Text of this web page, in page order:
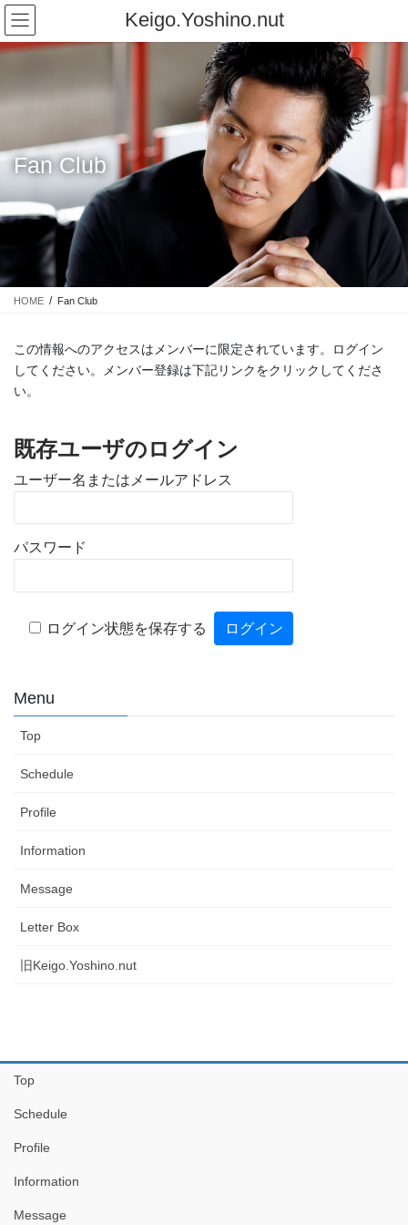
コ
ン
テ
に
ナ
ビ
ゲ
ョ
移
Keigo.Yoshino.nut
Fan Club
HOME Fan Club
この情報へのアクセスはメンバーに限定されています。ログイン
してください。メンバー登録は下記リンクをクリックしてくださ
い。
既存ユーザのログイン
ユーザー名またはメールアドレス
パスワード
ログイン状態を保存する
Menu
Top
Schedule
Profile
Information
Message
Letter Box
旧Keigo.Yoshino.nut
Top
Schedule
Profile
Information
Message